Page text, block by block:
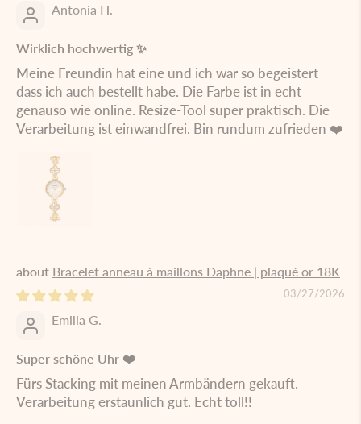
Antonia H.
Wirklich hochwertig ✨
Meine Freundin hat eine und ich war so begeistert
dass ich auch bestellt habe. Die Farbe ist in echt
genauso wie online. Resize-Tool super praktisch. Die
Verarbeitung ist einwandfrei. Bin rundum zufrieden ❤️
Bracelet anneau à maillons Daphne | plaqué or 18K
03/27/2026
Emilia G.
Super schöne Uhr ❤️
Fürs Stacking mit meinen Armbändern gekauft.
Verarbeitung erstaunlich gut. Echt toll!!